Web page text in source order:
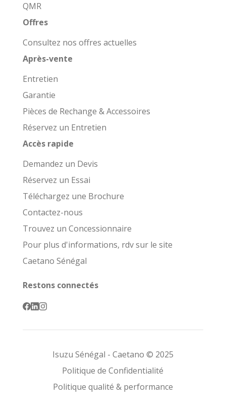
QMR
Offres
Consultez nos offres actuelles
Après-vente
Entretien
Garantie
Pièces de Rechange & Accessoires
Réservez un Entretien
Accès rapide
Demandez un Devis
Réservez un Essai
Téléchargez une Brochure
Contactez-nous
Trouvez un Concessionnaire
Pour plus d'informations, rdv sur le site
Caetano Sénégal
Restons connectés
Isuzu Sénégal - Caetano © 2025
Politique de Confidentialité
Politique qualité & performance